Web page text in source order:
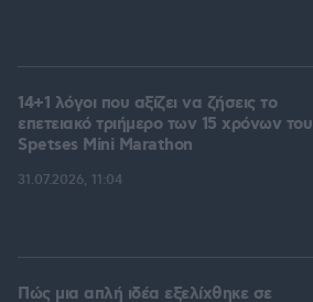
14+1 λόγοι που αξίζει να ζήσεις το
επετειακό τριήμερο των 15 χρόνων του
Spetses Mini Marathon
31.07.2026, 11:04
Πώς μια απλή ιδέα εξελίχθηκε σε